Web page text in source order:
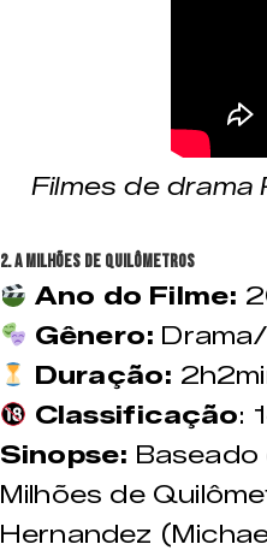
Filmes de drama
2. A Milhões de Quilômetros
Ano do Filme:
Gênero:
Duração:
Classificação:
Sinopse: Baseado
Milhões de
Hernandez